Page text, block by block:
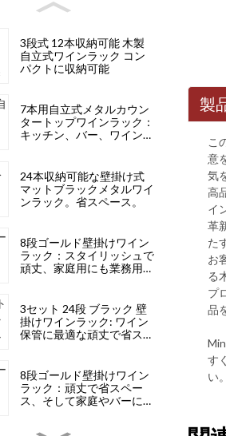
3段式 12本収納可能 木製
自立式ワインラック コン
パクトに収納可能
7本用自立式メタルカウン
タートップワインラック：
キッチン、バー、ワインセ
24本収納可能な壁掛け式
マットブラックメタルワイ
ンラック。省スペース。
8段ゴールド壁掛けワイン
ラック：スタイリッシュで
頑丈、家庭用にも業務用に
3セット 24段 ブラック 壁
掛けワインラック: ワイン
保管に最適な頑丈で省スペ
8段ゴールド壁掛けワイン
ラック：頑丈で省スペー
ス、そして家庭やバーに最
製
こ
意
気
高
イ
革
た
お
る
プ
品
す
い。